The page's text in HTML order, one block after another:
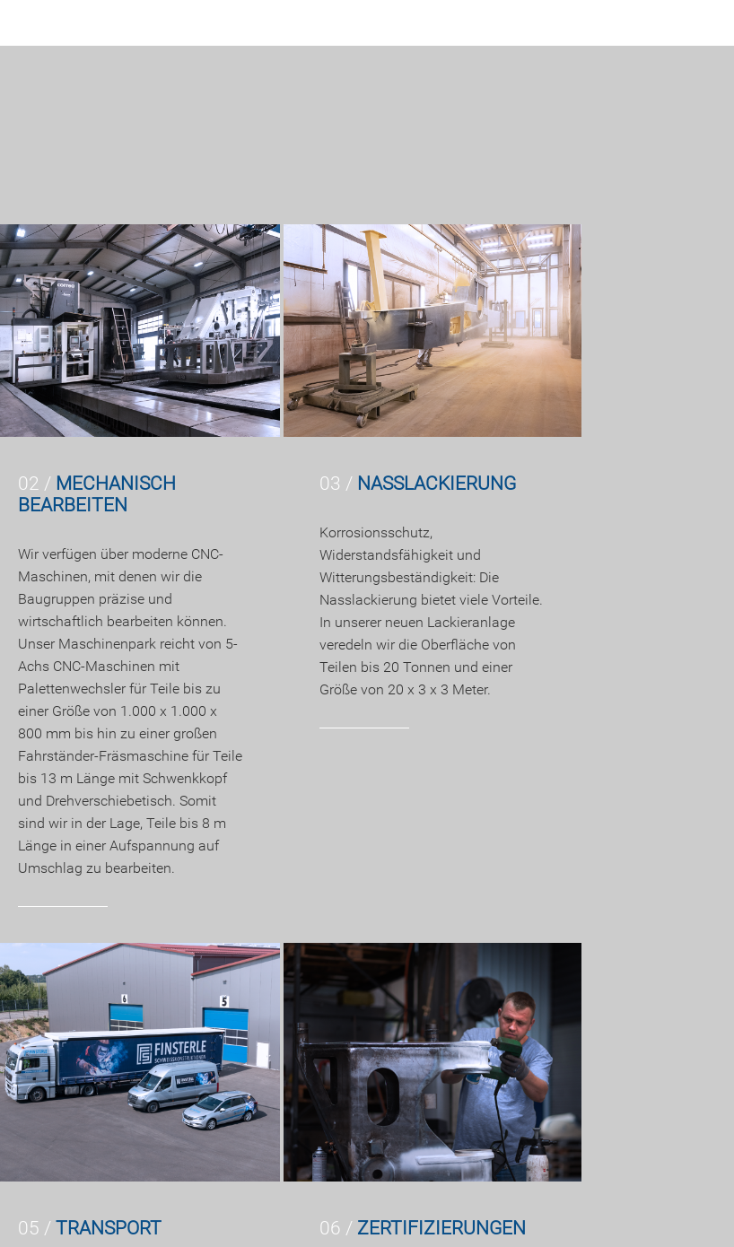
02 / MECHANISCH
BEARBEITEN
Wir verfügen über moderne CNC-
Maschinen, mit denen wir die
Baugruppen präzise und
wirtschaftlich bearbeiten können.
Unser Maschinenpark reicht von 5-
Achs CNC-Maschinen mit
Palettenwechsler für Teile bis zu
einer Größe von 1.000 x 1.000 x
800 mm bis hin zu einer großen
Fahrständer-Fräsmaschine für Teile
bis 13 m Länge mit Schwenkkopf
und Drehverschiebetisch. Somit
sind wir in der Lage, Teile bis 8 m
Länge in einer Aufspannung auf
Umschlag zu bearbeiten.
03 / NASSLACKIERUNG
Korrosionsschutz,
Widerstandsfähigkeit und
Witterungsbeständigkeit: Die
Nasslackierung bietet viele Vorteile.
In unserer neuen Lackieranlage
veredeln wir die Oberfläche von
Teilen bis 20 Tonnen und einer
Größe von 20 x 3 x 3 Meter.
05 / TRANSPORT 06 / ZERTIFIZIERUNGEN